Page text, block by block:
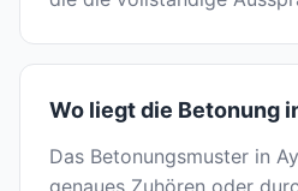
Wo liegt die Betonung
Das Betonungsmuster in